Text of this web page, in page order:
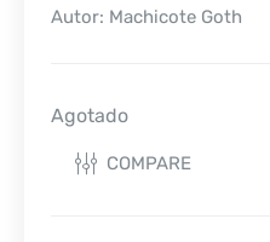
Autor: Machicote Goth
Agotado
COMPARE